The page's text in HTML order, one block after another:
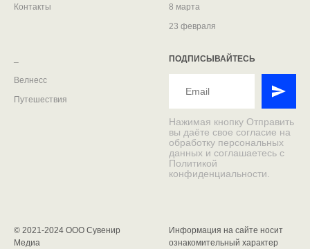
Контакты
8 марта
23 февраля
Велнесс
Путешествия
ПОДПИСЫВАЙТЕСЬ
Нажимая кнопку Отправить
вы даёте свое согласие на
обработку персональных
данных и соглашаетесь с
Политикой
конфиденциальности.
© 2021-2024 ООО Сувенир
Медиа
Информация на сайте носит
ознакомительный характер